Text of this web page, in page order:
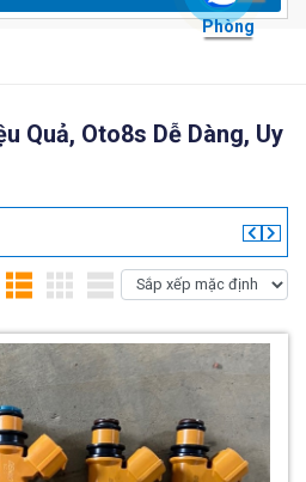
Quả, Oto8s Dễ Dàng, Uy
Phòng